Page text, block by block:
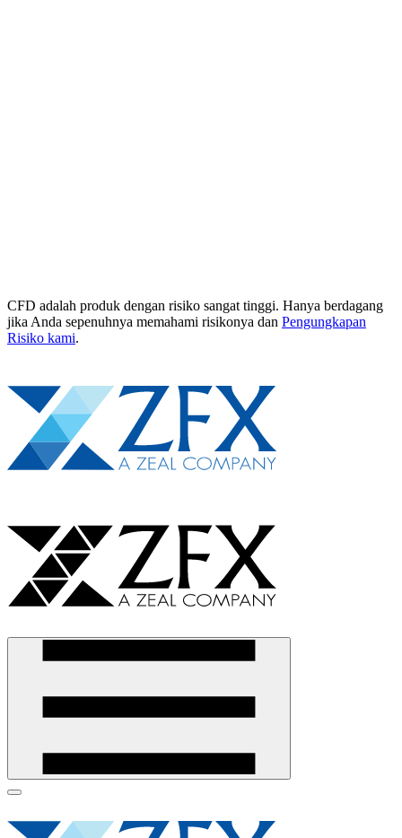
CFD adalah produk dengan risiko sangat tinggi. Hanya berdagang
jika Anda sepenuhnya memahami risikonya dan Pengungkapan
Risiko kami.